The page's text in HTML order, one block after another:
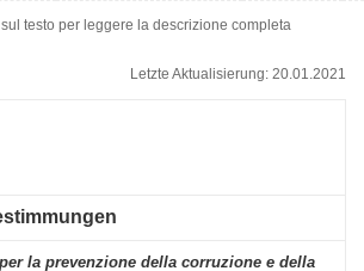
testo per leggere la descrizione completa
Letzte Aktualisierung: 20.01.2021
la prevenzione della corruzione e della